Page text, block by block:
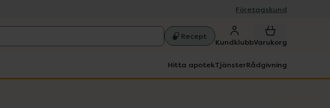
Företagskund
Recept
KundklubbVarukorg
Hitta apotekTjänsterRådgivning